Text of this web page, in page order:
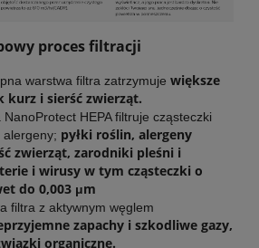
proces filtracji
warstwa filtra zatrzymuje większe
kurz i sierść zwierząt.
HEPA filtruje cząsteczki
alergeny; pyłki roślin, alergeny
zwierząt, zarodniki pleśni i
i wirusy w tym cząsteczki o
do 0,003 μm
filtra z aktywnym węglem
zapachy i szkodliwe gazy,
organiczne.